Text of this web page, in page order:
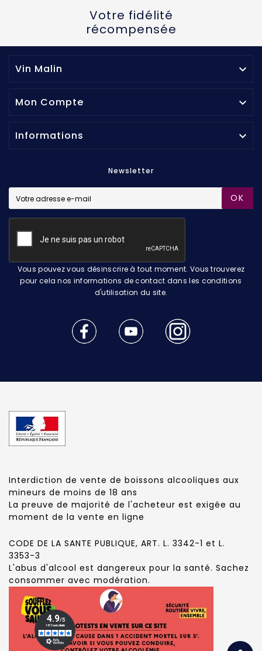
Votre fidélité
récompensée
Vin Malin 
Mon Compte 
Informations 
Newsletter
OK
Vous pouvez vous désinscrire à tout moment. Vous trouverez
pour cela nos informations de contact dans les conditions
d'utilisation du site.
Interdiction de vente de boissons alcooliques aux
mineurs de moins de 18 ans
La preuve de majorité de l'acheteur est exigée au
moment de la vente en ligne
CODE DE LA SANTE PUBLIQUE, ART. L. 3342-1 et L.
3353-3
L'abus d'alcool est dangereux pour la santé. Sachez
consommer avec modération.